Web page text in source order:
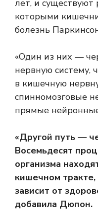
лет, и существуют
которыми
болезнь
«Один из них —
нервную систему,
в кишечную
спинномозговые
прямые
«Другой путь —
Восемьдесят
организма
кишечном
зависит от
добавила Дюпон.